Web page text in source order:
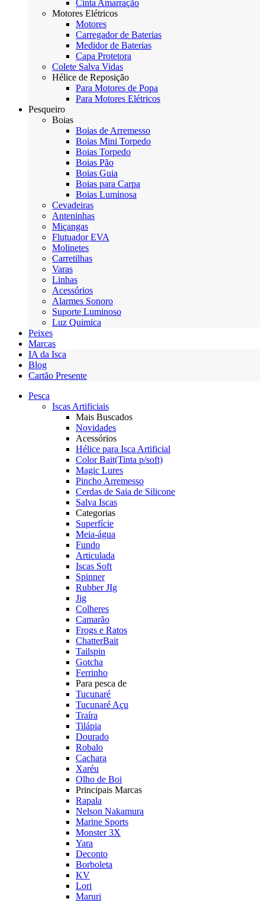
Cinta Amarração
Motores Elétricos
Motores
Carregador de Baterias
Medidor de Baterias
Capa Protetora
Colete Salva Vidas
Hélice de Reposição
Para Motores de Popa
Para Motores Elétricos
Pesqueiro
Boias
Boias de Arremesso
Boias Mini Torpedo
Boias Torpedo
Boias Pão
Boias Guia
Boias para Carpa
Boias Luminosa
Cevadeiras
Anteninhas
Miçangas
Flutuador EVA
Molinetes
Carretilhas
Varas
Linhas
Acessórios
Alarmes Sonoro
Suporte Luminoso
Luz Quimica
Peixes
Marcas
IA da Isca
Blog
Cartão Presente
Pesca
Iscas Artificiais
Mais Buscados
Novidades
Acessórios
Hélice para Isca Artificial
Color Bait(Tinta p/soft)
Magic Lures
Pincho Arremesso
Cerdas de Saia de Silicone
Salva Iscas
Categorias
Superfície
Meia-água
Fundo
Articulada
Iscas Soft
Spinner
Rubber JIg
Jig
Colheres
Camarão
Frogs e Ratos
ChatterBait
Tailspin
Gotcha
Ferrinho
Para pesca de
Tucunaré
Tucunaré Açu
Traíra
Tilápia
Dourado
Robalo
Cachara
Xaréu
Olho de Boi
Principais Marcas
Rapala
Nelson Nakamura
Marine Sports
Monster 3X
Yara
Deconto
Borboleta
KV
Lori
Maruri